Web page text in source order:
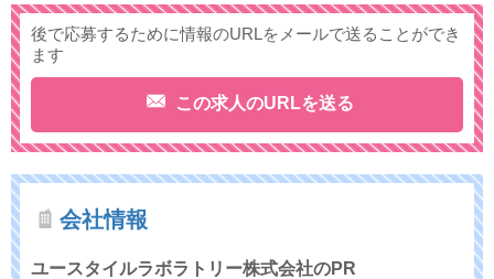
後で応募するために情報のURLをメールで送ることができ
ます
この求人のURLを送る
会社情報
ユースタイルラボラトリー株式会社のPR